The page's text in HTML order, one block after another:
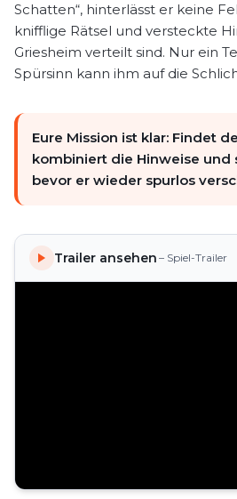
Schatten“, hinterlässt er keine
knifflige Rätsel und versteckte
Griesheim verteilt sind. Nur ein
Spürsinn kann ihm auf die
Eure Mission ist klar: Findet
kombiniert die Hinweise und
bevor er wieder spurlos
Trailer ansehen – Spiel-Trailer